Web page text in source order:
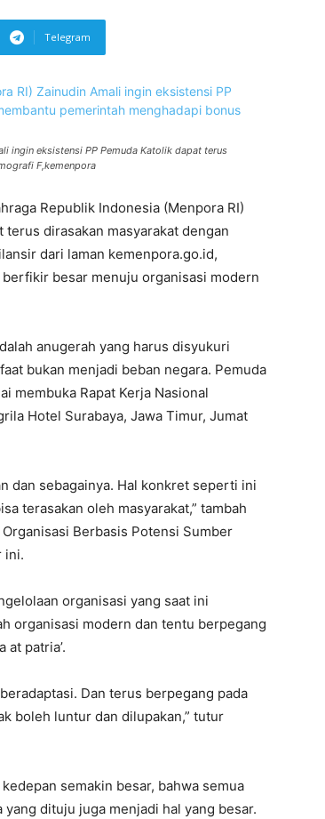
Telegram
ingin eksistensi PP Pemuda Katolik dapat terus
F,kemenpora
Republik Indonesia (Menpora RI)
dirasakan masyarakat dengan
dari laman kemenpora.go.id,
besar menuju organisasi modern
anugerah yang harus disyukuri
bukan menjadi beban negara. Pemuda
membuka Rapat Kerja Nasional
Hotel Surabaya, Jawa Timur, Jumat
dan sebagainya. Hal konkret seperti ini
terasakan oleh masyarakat,” tambah
Berbasis Potensi Sumber
ini.
organisasi yang saat ini
organisasi modern dan tentu berpegang
at patria’.
Dan terus berpegang pada
boleh luntur dan dilupakan,” tutur
semakin besar, bahwa semua
dituju juga menjadi hal yang besar.